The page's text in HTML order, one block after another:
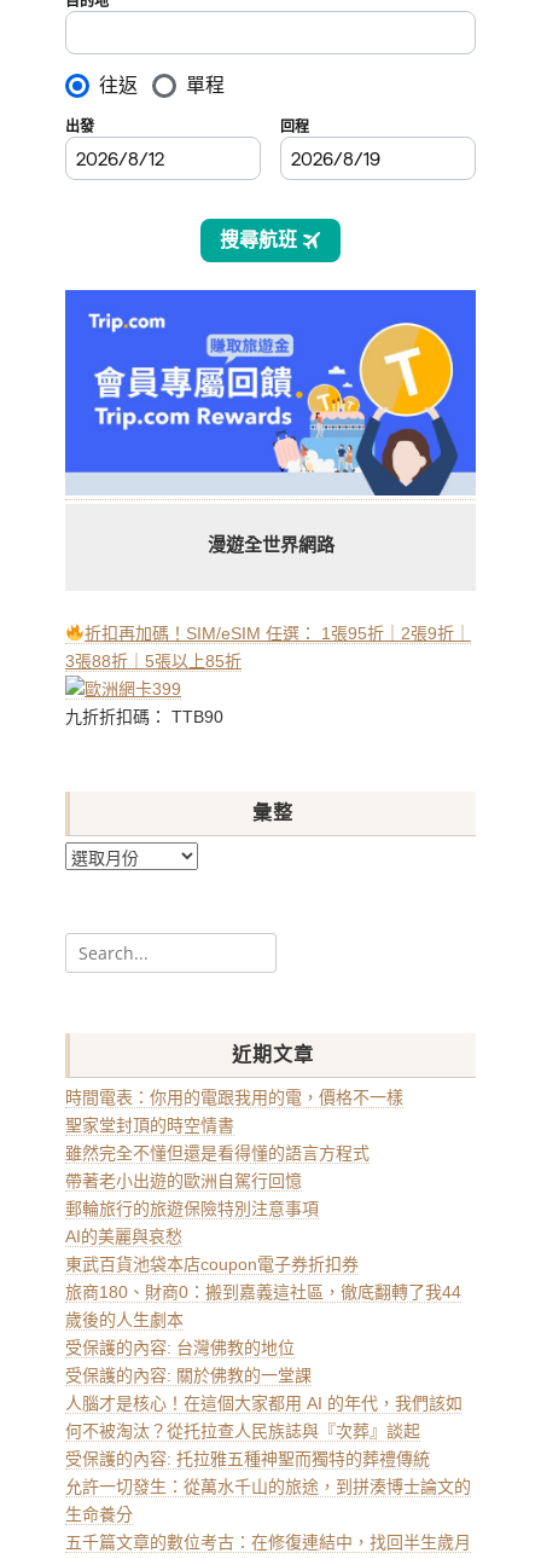
漫遊全世界網路
折扣再加碼！SIM/eSIM 任選： 1張95折｜2張9折｜
3張88折｜5張以上85折
九折折扣碼： TTB90
彙整
彙
Search
for:
近期文章
時間電表：你用的電跟我用的電，價格不一樣
聖家堂封頂的時空情書
雖然完全不懂但還是看得懂的語言方程式
帶著老小出遊的歐洲自駕行回憶
郵輪旅行的旅遊保險特別注意事項
AI的美麗與哀愁
東武百貨池袋本店coupon電子券折扣券
旅商180、財商0：搬到嘉義這社區，徹底翻轉了我44
歲後的人生劇本
受保護的內容: 台灣佛教的地位
受保護的內容: 關於佛教的一堂課
人腦才是核心！在這個大家都用 AI 的年代，我們該如
何不被淘汰？從托拉查人民族誌與『次葬』談起
受保護的內容: 托拉雅五種神聖而獨特的葬禮傳統
允許一切發生：從萬水千山的旅途，到拼湊博士論文的
生命養分
五千篇文章的數位考古：在修復連結中，找回半生歲月